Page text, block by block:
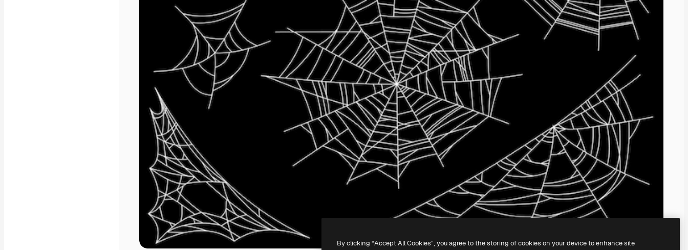
By clicking “Accept All Cookies”, you agree to the storing of cookies on your device to enhance site